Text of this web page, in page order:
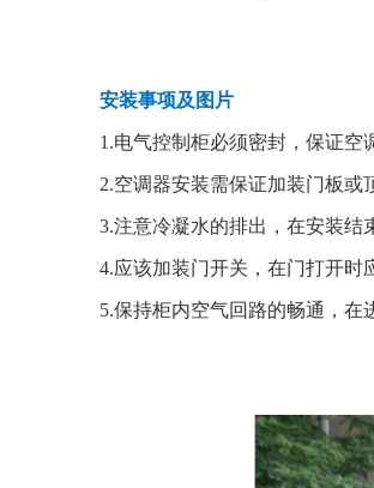
安装事项及图片
1.电气控制柜必须密封，保证空
2.空调器安装需保证加装门板或
3.注意冷凝水的排出，在安装结
4.应该加装门开关，在门打开时
5.保持柜内空气回路的畅通，在